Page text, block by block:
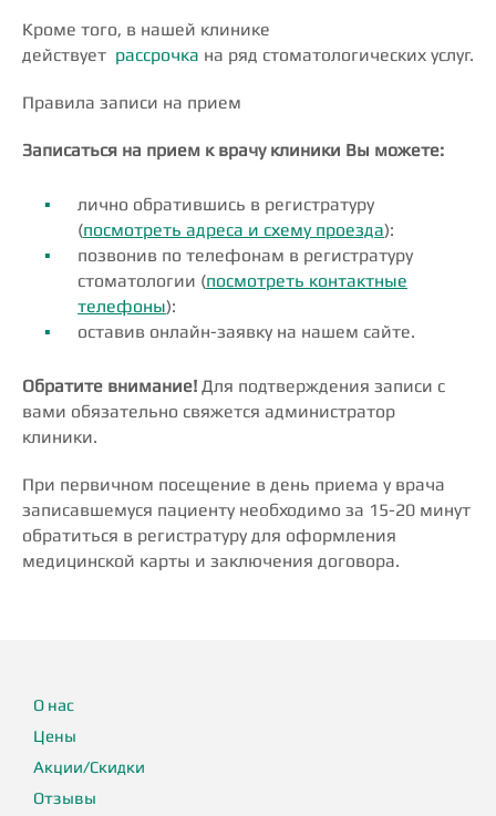
Кроме того, в нашей клинике
действует рассрочка на ряд стоматологических услуг.
Правила записи на прием
Записаться на прием к врачу клиники Вы можете:
лично обратившись в регистратуру
(посмотреть адреса и схему проезда):
позвонив по телефонам в регистратуру
стоматологии (посмотреть контактные
телефоны):
оставив онлайн-заявку на нашем сайте.
Обратите внимание! Для подтверждения записи с
вами обязательно свяжется администратор
клиники.
При первичном посещение в день приема у врача
записавшемуся пациенту необходимо за 15-20 минут
обратиться в регистратуру для оформления
медицинской карты и заключения договора.
О нас
Цены
Акции/Скидки
Отзывы